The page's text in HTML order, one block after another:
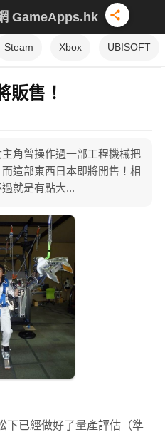
GameApps.hk
Steam Xbox UBISOFT
販售！
角曾操作過一部工程機械把
這部東西日本即將開售！相
就是有點大...
下已經做好了量產評估（準